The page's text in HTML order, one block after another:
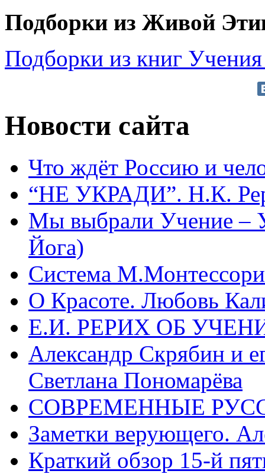
Подборки из Живой
Подборки из книг
Новости сайта
Что ждёт Россию и
“НЕ УКРАДИ”. Н.К.
Мы выбрали Учение –
Йога)
Система М.Монтессори
О Красоте. Любовь
Е.И. РЕРИХ ОБ
Александр Скрябин и
Светлана Пономарёва
СОВРЕМЕННЫЕ
Заметки верующего.
Краткий обзор 15-й